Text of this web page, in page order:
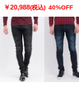
￥20,988(税込) 40%OFF